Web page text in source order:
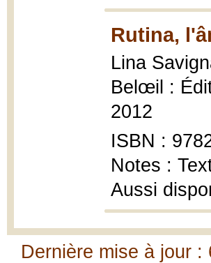
Rutina,
Lina
Belœil :
2012
ISBN :
Notes :
Aussi
Dernière mise à jour :